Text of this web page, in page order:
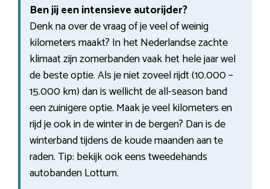
Ben jij een intensieve autorijder?
Denk na over de vraag of je veel of weinig
kilometers maakt? In het Nederlandse zachte
klimaat zijn zomerbanden vaak het hele jaar wel
de beste optie. Als je niet zoveel rijdt (10.000 –
15.000 km) dan is wellicht de all-season band
een zuinigere optie. Maak je veel kilometers en
rijd je ook in de winter in de bergen? Dan is de
winterband tijdens de koude maanden aan te
raden. Tip: bekijk ook eens tweedehands
autobanden Lottum.